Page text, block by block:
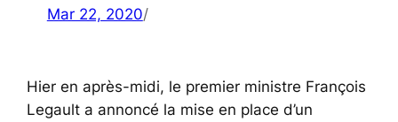
Mar 22, 2020/
Hier en après-midi, le premier ministre François
Legault a annoncé la mise en place d’un